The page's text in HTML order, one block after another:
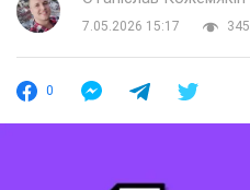
7.05.2026 15:17
345
0